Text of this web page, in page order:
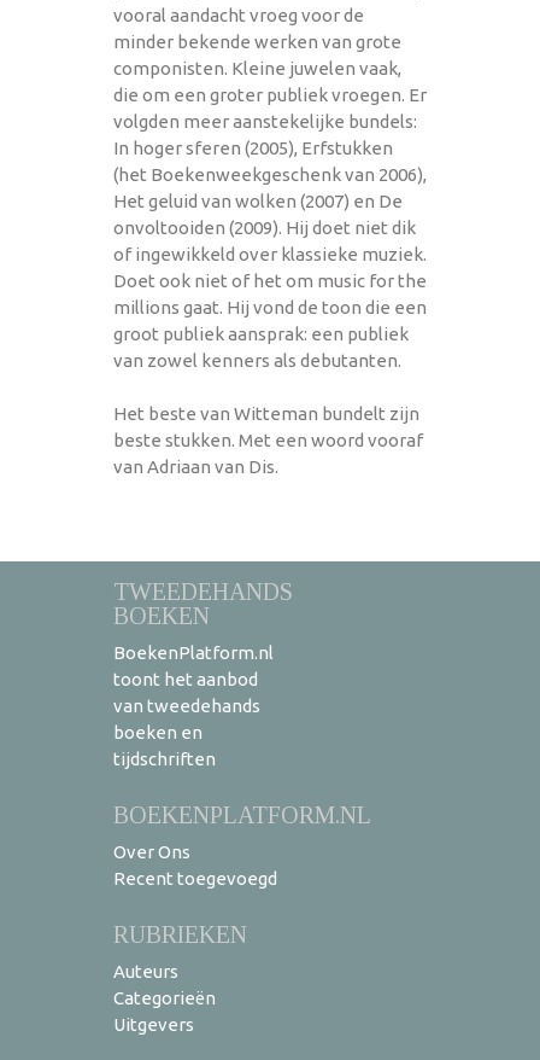
vooral aandacht vroeg voor de
minder bekende werken van grote
componisten. Kleine juwelen vaak,
die om een groter publiek vroegen. Er
volgden meer aanstekelijke bundels:
In hoger sferen (2005), Erfstukken
(het Boekenweekgeschenk van 2006),
Het geluid van wolken (2007) en De
onvoltooiden (2009). Hij doet niet dik
of ingewikkeld over klassieke muziek.
Doet ook niet of het om music for the
millions gaat. Hij vond de toon die een
groot publiek aansprak: een publiek
van zowel kenners als debutanten.
Het beste van Witteman bundelt zijn
beste stukken. Met een woord vooraf
van Adriaan van Dis.
TWEEDEHANDS
BOEKEN
BoekenPlatform.nl
toont het aanbod
van tweedehands
boeken en
tijdschriften
BOEKENPLATFORM.NL
Over Ons
Recent toegevoegd
RUBRIEKEN
Auteurs
Categorieën
Uitgevers